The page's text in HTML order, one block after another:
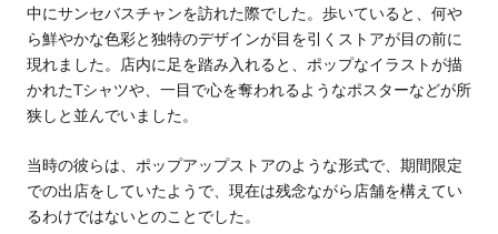
中にサンセバスチャンを訪れた際でした。歩いていると、何や
ら鮮やかな色彩と独特のデザインが目を引くストアが目の前に
現れました。店内に足を踏み入れると、ポップなイラストが描
かれたTシャツや、一目で心を奪われるようなポスターなどが所
狭しと並んでいました。
当時の彼らは、ポップアップストアのような形式で、期間限定
での出店をしていたようで、現在は残念ながら店舗を構えてい
るわけではないとのことでした。